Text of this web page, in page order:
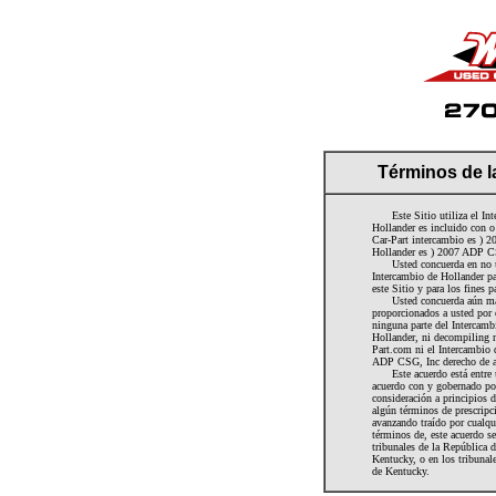
Términos de
Este Sitio utiliza el
Hollander es incluido con o
Car-Part intercambio es )
Hollander es ) 2007 ADP
Usted concuerda en no
Intercambio de Hollander
este Sitio y para los fines
Usted concuerda aún
proporcionados a usted
ninguna parte del
Hollander, ni decompiling
Part.com ni el Intercambio
ADP CSG, Inc derecho de
Este acuerdo está entre
acuerdo con y gobernado
consideración a principios
algún términos de
avanzando traído por
términos de, este acuerdo
tribunales de la República
Kentucky, o en los
de Kentucky.